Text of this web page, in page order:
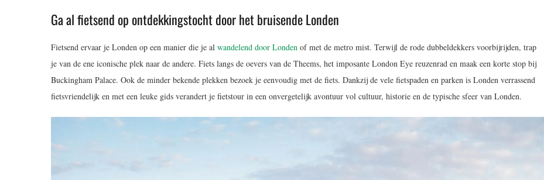
Ga al fietsend op ontdekkingstocht door het bruisende Londen
Fietsend ervaar je Londen op een manier die je al wandelend door Londen of met de metro mist. Terwijl de rode dubbeldekkers voorbijrijden, trap
je van de ene iconische plek naar de andere. Fiets langs de oevers van de Theems, het imposante London Eye reuzenrad en maak een korte stop bij
Buckingham Palace. Ook de minder bekende plekken bezoek je eenvoudig met de fiets. Dankzij de vele fietspaden en parken is Londen verrassend
fietsvriendelijk en met een leuke gids verandert je fietstour in een onvergetelijk avontuur vol cultuur, historie en de typische sfeer van Londen.